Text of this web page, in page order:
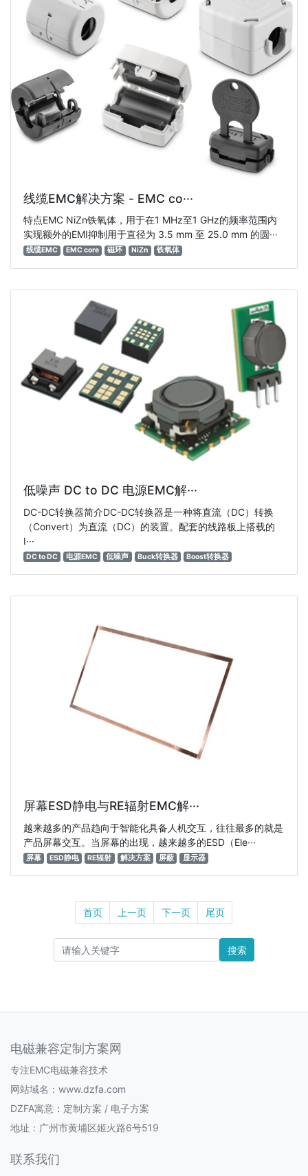
线缆EMC解决方案 - EMC co···
特点EMC NiZn铁氧体，用于在1 MHz至1 GHz的频率范围内
实现额外的EMI抑制用于直径为 3.5 mm 至 25.0 mm 的圆···
线缆EMC EMC core 磁环 NiZn 铁氧体
低噪声 DC to DC 电源EMC解···
DC-DC转换器简介DC-DC转换器是一种将直流（DC）转换
（Convert）为直流（DC）的装置。配套的线路板上搭载的
I···
DC to DC 电源EMC 低噪声 Buck转换器 Boost转换器
屏幕ESD静电与RE辐射EMC解···
越来越多的产品趋向于智能化具备人机交互，往往最多的就是
产品屏幕交互。当屏幕的出现，越来越多的ESD（Ele···
屏幕 ESD静电 RE辐射 解决方案 屏蔽 显示器
首页 上一页 下一页 尾页
搜索
电磁兼容定制方案网
专注EMC电磁兼容技术
网站域名：www.dzfa.com
DZFA寓意：定制方案 / 电子方案
地址：广州市黄埔区姬火路6号519
联系我们